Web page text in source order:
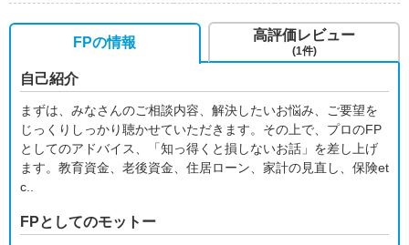
FPの情報
自己紹介
まずは、みなさんのご相談内容、解決したいお悩み、ご要望を
じっくりしっかり聴かせていただきます。その上で、プロのFP
としてのアドバイス、「知っ得くと損しないお話」を差し上げ
ます。教育資金、老後資金、住居ローン、家計の見直し、保険et
c..
FPとしてのモットー
高評価レビュー
(1件)